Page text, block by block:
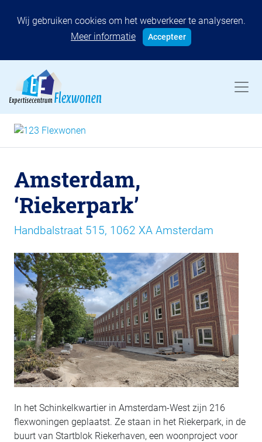
Wij gebruiken cookies om het webverkeer te analyseren.
Meer informatie
Accepteer
Amsterdam,
‘Riekerpark’
Handbalstraat 515, 1062 XA Amsterdam
In het Schinkelkwartier in Amsterdam-West zijn 216
flexwoningen geplaatst. Ze staan in het Riekerpark, in de
buurt van Startblok Riekerhaven, een woonproject voor